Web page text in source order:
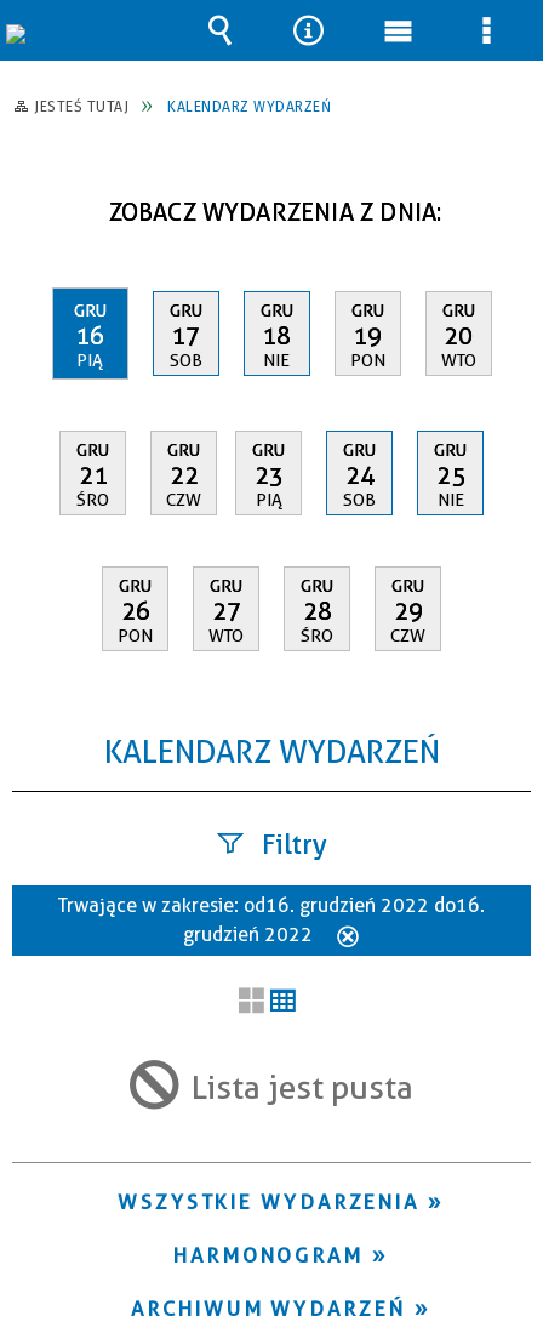
JESTEŚ TUTAJ KALENDARZ WYDARZEŃ
ZOBACZ WYDARZENIA Z DNIA:
GRU
16
PIĄ
GRU
17
SOB
GRU
18
NIE
GRU
19
PON
GRU
20
WTO
GRU
21
ŚRO
GRU
22
CZW
GRU
23
PIĄ
GRU
24
SOB
GRU
25
NIE
GRU
26
PON
GRU
27
WTO
GRU
28
ŚRO
GRU
29
CZW
KALENDARZ WYDARZEŃ
Filtry
Szukana fraza
Trwające w zakresie
Trwające w zakresie: od 16. grudzień 2022 do 16.
grudzień 2022
Lista jest pusta
WSZYSTKIE WYDARZENIA
HARMONOGRAM
ARCHIWUM WYDARZEŃ
Wyszukiwarka
Narzędzia
Menu Menu